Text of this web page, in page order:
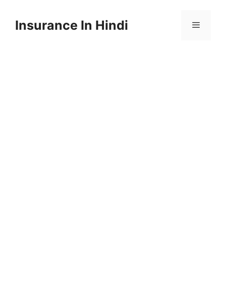
contentInsurance In Hindi